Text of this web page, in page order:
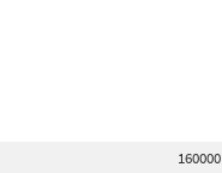
160000